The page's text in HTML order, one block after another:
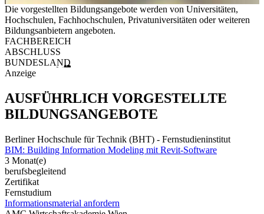
Die vorgestellten Bildungsangebote werden von Universitäten,
Hochschulen, Fachhochschulen, Privatuniversitäten oder weiteren
Bildungsanbietern angeboten.
FACHBEREICH
ABSCHLUSS
BUNDESLAND
Anzeige
AUSFÜHRLICH VORGESTELLTE
BILDUNGSANGEBOTE
Berliner Hochschule für Technik (BHT) - Fernstudieninstitut
BIM: Building Information Modeling mit Revit-Software
3 Monat(e)
berufsbegleitend
Zertifikat
Fernstudium
Informationsmaterial anfordern